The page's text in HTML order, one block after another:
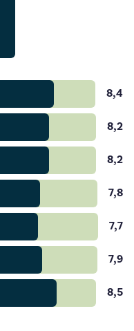
8,4
8,2
8,2
7,8
7,7
7,9
8,5